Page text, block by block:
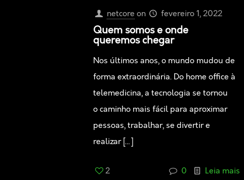
netcore on fevereiro 1, 2022
Quem somos e onde
queremos chegar
Nos últimos anos, o mundo mudou de
forma extraordinária. Do home office à
telemedicina, a tecnologia se tornou
o caminho mais fácil para aproximar
pessoas, trabalhar, se divertir e
realizar[…]
2 0 Leia mais